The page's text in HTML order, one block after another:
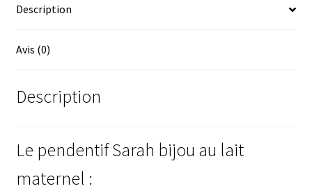
Description
Avis (0)
Description
Le pendentif Sarah bijou au lait
maternel :